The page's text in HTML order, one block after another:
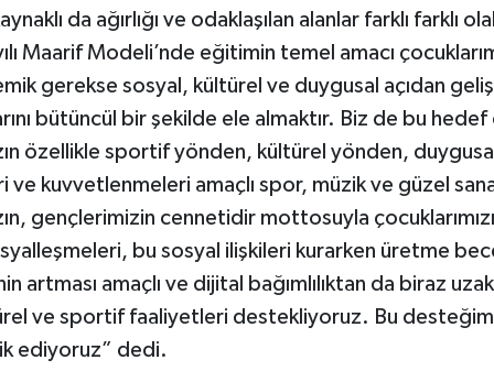
da ağırlığı ve odaklaşılan alanlar farklı farklı
Maarif Modeli’nde eğitimin temel amacı
gerekse sosyal, kültürel ve duygusal açıdan
bütüncül bir şekilde ele almaktır. Biz de bu
özellikle sportif yönden, kültürel yönden,
ve kuvvetlenmeleri amaçlı spor, müzik ve güzel
gençlerimizin cennetidir mottosuyla
bu sosyal ilişkileri kurarken üretme
artması amaçlı ve dijital bağımlılıktan da biraz
ve sportif faaliyetleri destekliyoruz. Bu
ediyoruz” dedi.